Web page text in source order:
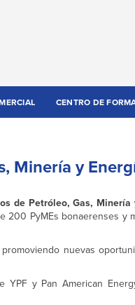
CENTRO DE
Minería y
de Petróleo, Gas, Minería
200 PyMEs bonaerenses y
nuevas
YPF y Pan American